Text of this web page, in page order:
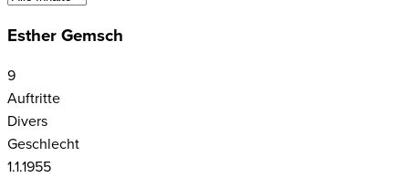
Esther Gemsch
9
Auftritte
Divers
Geschlecht
1.1.1955